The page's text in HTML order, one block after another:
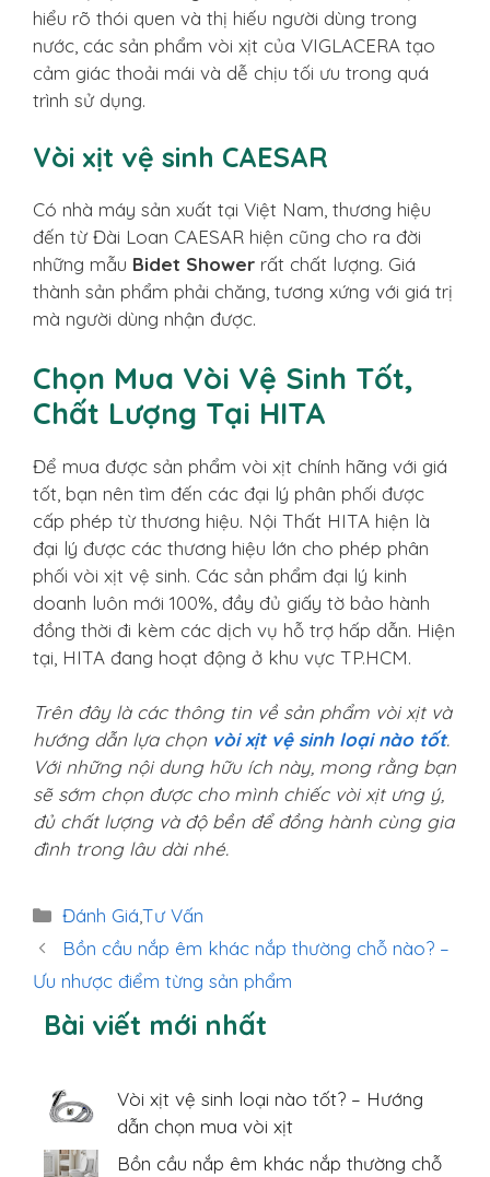
hiểu rõ thói quen và thị hiếu người dùng trong
nước, các sản phẩm vòi xịt của VIGLACERA tạo
cảm giác thoải mái và dễ chịu tối ưu trong quá
trình sử dụng.
Vòi xịt vệ sinh CAESAR
Có nhà máy sản xuất tại Việt Nam, thương hiệu
đến từ Đài Loan CAESAR hiện cũng cho ra đời
những mẫu Bidet Shower rất chất lượng. Giá
thành sản phẩm phải chăng, tương xứng với giá trị
mà người dùng nhận được.
Chọn Mua Vòi Vệ Sinh Tốt,
Chất Lượng Tại HITA
Để mua được sản phẩm vòi xịt chính hãng với giá
tốt, bạn nên tìm đến các đại lý phân phối được
cấp phép từ thương hiệu. Nội Thất HITA hiện là
đại lý được các thương hiệu lớn cho phép phân
phối vòi xịt vệ sinh. Các sản phẩm đại lý kinh
doanh luôn mới 100%, đầy đủ giấy tờ bảo hành
đồng thời đi kèm các dịch vụ hỗ trợ hấp dẫn. Hiện
tại, HITA đang hoạt động ở khu vực TP.HCM.
Trên đây là các thông tin về sản phẩm vòi xịt và
hướng dẫn lựa chọn vòi xịt vệ sinh loại nào tốt.
Với những nội dung hữu ích này, mong rằng bạn
sẽ sớm chọn được cho mình chiếc vòi xịt ưng ý,
đủ chất lượng và độ bền để đồng hành cùng gia
đình trong lâu dài nhé.
Danh
mục
Đánh Giá,Tư Vấn
Bồn cầu nắp êm khác nắp thường chỗ nào? –
Ưu nhược điểm từng sản phẩm
Bài viết mới nhất
Vòi xịt vệ sinh loại nào tốt? – Hướng
dẫn chọn mua vòi xịt
Bồn cầu nắp êm khác nắp thường chỗ